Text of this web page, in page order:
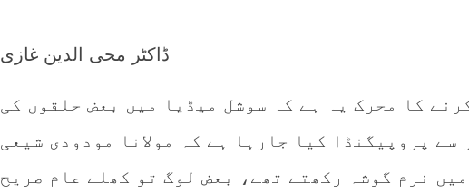
ڈاکٹر محی الدین غازی
کا محرک یہ ہے کہ سوشل میڈیا میں بعض حلقوں کی
سے پروپیگنڈا کیا جارہا ہے کہ مولانا مودودی شیعی
نرم گوشہ رکھتے تھے، بعض لوگ تو کھلے عام صریح